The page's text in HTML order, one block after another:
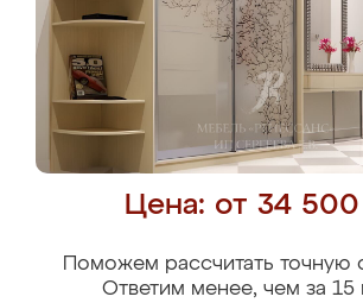
Цена: от 34
Поможем рассчитать точную
Ответим менее, чем за 15